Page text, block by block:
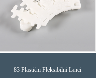
83 Plastični Fleksibilni Lanci